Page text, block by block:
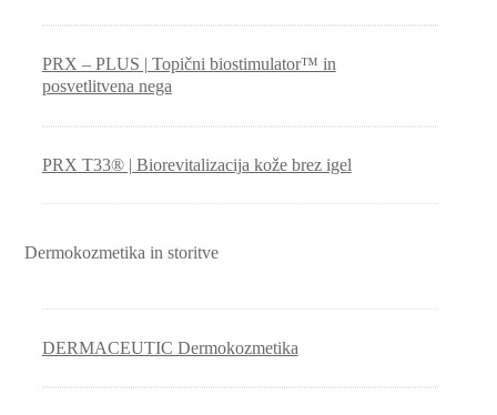
PRX – PLUS | Topični biostimulator™ in
posvetlitvena nega
PRX T33® | Biorevitalizacija kože brez igel
Dermokozmetika in storitve
DERMACEUTIC Dermokozmetika